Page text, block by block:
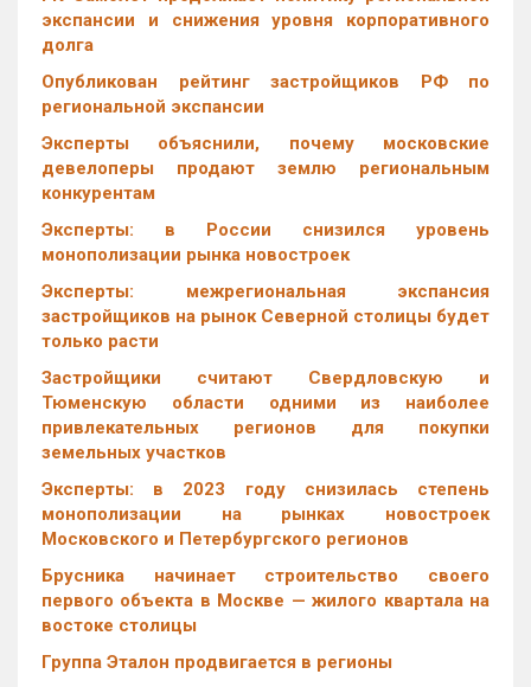
экспансии и снижения уровня корпоративного
долга
Опубликован рейтинг застройщиков РФ по
региональной экспансии
Эксперты объяснили, почему московские
девелоперы продают землю региональным
конкурентам
Эксперты: в России снизился уровень
монополизации рынка новостроек
Эксперты: межрегиональная экспансия
застройщиков на рынок Северной столицы будет
только расти
Застройщики считают Свердловскую и
Тюменскую области одними из наиболее
привлекательных регионов для покупки
земельных участков
Эксперты: в 2023 году снизилась степень
монополизации на рынках новостроек
Московского и Петербургского регионов
Брусника начинает строительство своего
первого объекта в Москве — жилого квартала на
востоке столицы
Группа Эталон продвигается в регионы